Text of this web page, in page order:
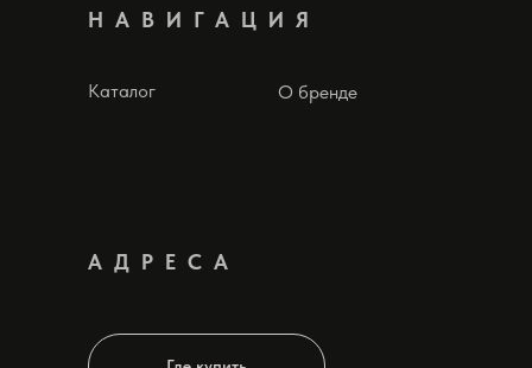
О бренде
Каталог
АДРЕСА
НАВИГАЦИЯ